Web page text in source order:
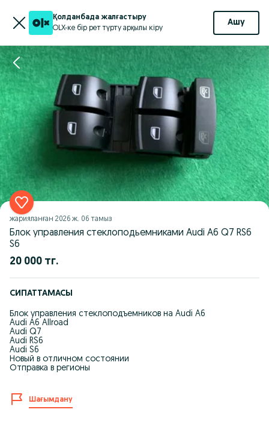
Қолданбада жалғастыру
OLX-ке бір рет түрту арқылы кіру
Ашу
жарияланған 2026 ж. 06 тамыз
Блок управления стеклоподьемниками Audi A6 Q7 RS6
S6
20 000 тг.
СИПАТТАМАСЫ
Блок управления стеклоподъемников на Audi A6
Audi A6 Allroad
Audi Q7
Audi RS6
Audi S6
Новый в отличном состоянии
Отправка в регионы
Шағымдану